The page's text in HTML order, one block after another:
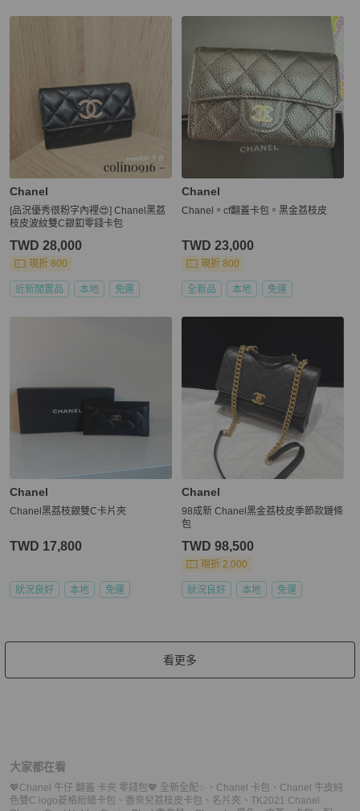
Chanel
[品況優秀很粉字內裡😍] Chanel黑荔
枝皮波紋雙C銀釦零錢卡包
TWD 28,000
現折 800
近新閒置品 本地 免運
Chanel
Chanel。cf翻蓋卡包。黑金荔枝皮
TWD 23,000
現折 800
全新品 本地 免運
Chanel
Chanel黑荔枝銀雙C卡片夾
TWD 17,800
狀況良好 本地 免運
Chanel
98成新 Chanel黑金荔枝皮季節款鏈條
包
TWD 98,500
現折 2,000
狀況良好 本地 免運
看更多
大家都在看
💖Chanel 牛仔 翻蓋 卡夾 零錢包💖 全新全配✨ 、 Chanel 卡包 、 Chanel 牛皮純
色雙C logo菱格絎縫卡包 、 香奈兒荔枝皮卡包、名片夾 、 TK2021 Chanel